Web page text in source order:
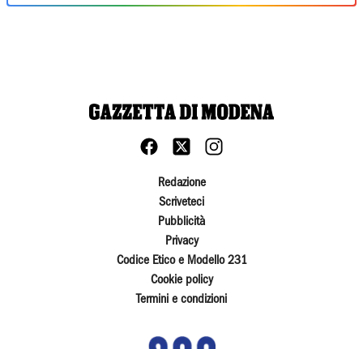
Redazione
Scriveteci
Pubblicità
Privacy
Codice Etico e Modello 231
Cookie policy
Termini e condizioni